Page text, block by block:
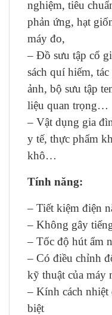
nghiệm, tiêu
phản ứng, hạt
máy đo,
– Đồ sưu tập cổ
sách quí hiếm,
ảnh, bộ sưu tập
liệu quan trọng…
– Vật dụng gia
y tế, thực phẩm
khô…
Tính năng:
– Tiết kiệm điện
– Không gây
– Tốc độ hút ẩm
– Có điều chỉnh
kỹ thuật của máy
– Kính cách nhiệt
biệt